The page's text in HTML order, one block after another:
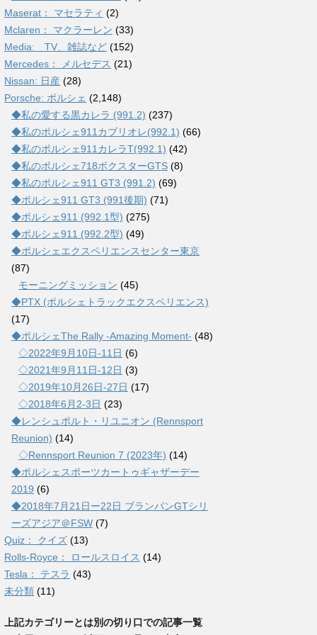
Maserat： マセラティ (2)
Mclaren： マクラーレン (33)
Media: TV、雑誌など (152)
Mercedes： メルセデス (21)
Nissan: 日産 (28)
Porsche: ポルシェ (2,148)
◆私の愛する黒カレラ (991.2) (237)
◆私のポルシェ911カブリオレ(992.1) (66)
◆私のポルシェ911カレラT(992.1) (42)
◆私のポルシェ718ボクスターGTS (8)
◆私のポルシェ911 GT3 (991.2) (69)
◆ポルシェ911 GT3 (991後期) (71)
◆ポルシェ911 (992.1型) (275)
◆ポルシェ911 (992.2型) (49)
◆ポルシェエクスペリエンスセンター東京
(87)
モーニングミッション (45)
◆PTX (ポルシェトラックエクスペリエンス)
(17)
◆ポルシェThe Rally -Amazing Moment- (48)
◇2022年9月10日-11日 (6)
◇2021年9月11日-12日 (3)
◇2019年10月26日-27日 (17)
◇2018年6月2-3日 (23)
◆レンシュポルト・リユニオン (Rennsport
Reunion) (14)
◇Rennsport Reunion 7 (2023年) (14)
◆ポルシェスポーツカートゥギャザーデー
2019 (6)
◆2018年7月21日ー22日 ブランパンGTシリ
ーズアジア＠FSW (7)
Quiz： クイズ (13)
Rolls-Royce： ロールスロイス (14)
Tesla： テスラ (43)
未分類 (11)
上記カテゴリーとは別の切り口での記事一覧